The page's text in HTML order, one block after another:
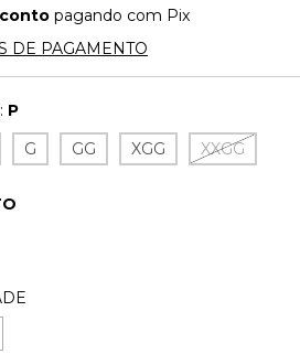
pagando com Pix
DE PAGAMENTO
P
G GG XGG XXGG